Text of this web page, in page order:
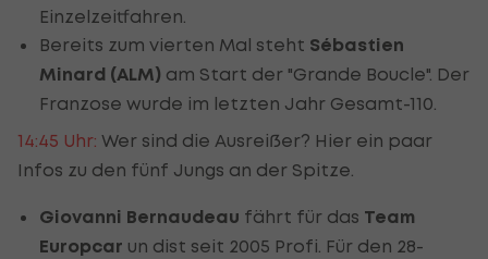
Einzelzeitfahren.
Bereits zum vierten Mal steht Sébastien
Minard (ALM) am Start der "Grande Boucle". Der
Franzose wurde im letzten Jahr Gesamt-110.
14:45 Uhr: Wer sind die Ausreißer? Hier ein paar
Infos zu den fünf Jungs an der Spitze.
Giovanni Bernaudeau fährt für das Team
Europcar un dist seit 2005 Profi. Für den 28-